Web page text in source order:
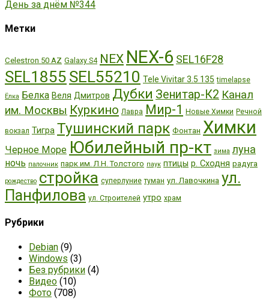
по
записям
День за днём №344
Метки
Celestron 50 AZ Galaxy S4 NEX NEX-6 SEL16F28
SEL1855 SEL55210 Tele Vivitar 3.5 135 timelapse
Ёлка Белка Веля Дмитров Дубки Зенитар-К2 Канал
им. Москвы Куркино Лавра Мир-1 Новые Химки Речной
вокзал Тигра Тушинский парк Фонтан Химки
Черное Море Юбилейный пр-кт зима луна
ночь палочник парк им. Л.Н. Толстого паук птицы р. Сходня радуга
рождество стройка суперлуние туман ул. Лавочкина ул.
Панфилова ул. Строителей утро храм
Рубрики
Debian (9)
Windows (3)
Без рубрики (4)
Видео (10)
Фото (708)